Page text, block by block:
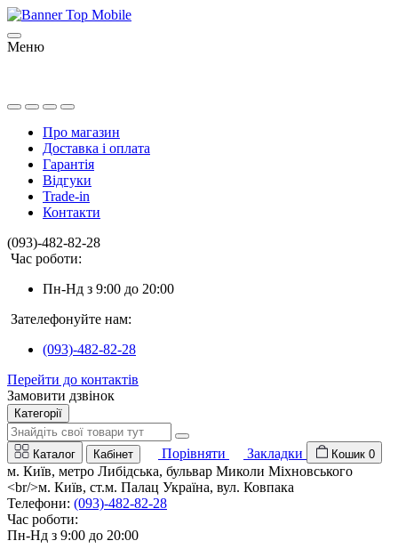
Меню
Про магазин
Доставка і оплата
Гарантія
Відгуки
Trade-in
Контакти
(093)-482-82-28
Час роботи:
Пн-Нд з 9:00 до 20:00
Зателефонуйте нам:
(093)-482-82-28
Перейти до контактів
Замовити дзвінок
Категорії
Каталог Кабінет Порівняти Закладки Кошик 0
м. Київ, метро Либідська, бульвар Миколи Міхновського
<br/>м. Київ, ст.м. Палац Україна, вул. Ковпака
Телефони: (093)-482-82-28
Час роботи:
Пн-Нд з 9:00 до 20:00